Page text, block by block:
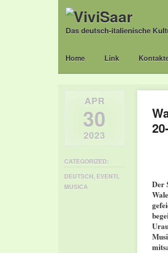
Das deutsch-italienische
Main menu
Skip
Home Link
Der
APR
30
2023
CATEGORIZED:
DEUTSCH, EVENTI,
MUSICA